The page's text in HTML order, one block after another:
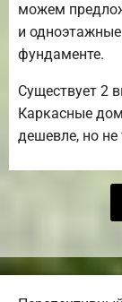
можем
и
фундаменте.
Существует 2
Каркасные
дешевле, но